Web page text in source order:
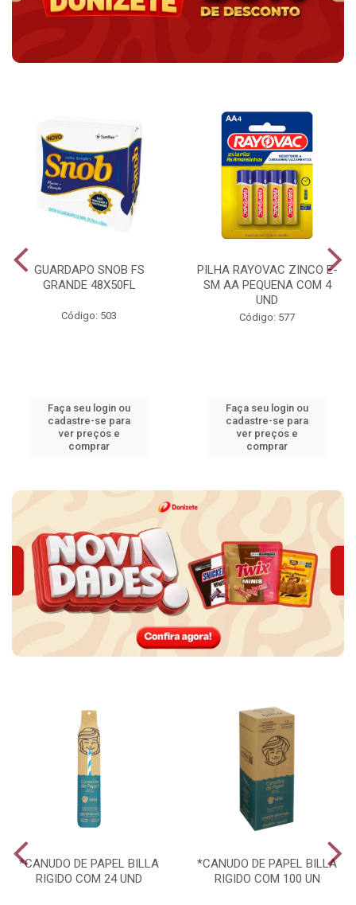
GUARDAPO SNOB FS
GRANDE 48X50FL
Código: 503
Faça seu login ou
cadastre-se para
ver preços e
comprar
PILHA RAYOVAC ZINCO E-
SM AA PEQUENA COM 4
UND
Código: 577
Faça seu login ou
cadastre-se para
ver preços e
comprar
*CANUDO DE PAPEL BILLA
RIGIDO COM 24 UND
*CANUDO DE PAPEL BILLA
RIGIDO COM 100 UN